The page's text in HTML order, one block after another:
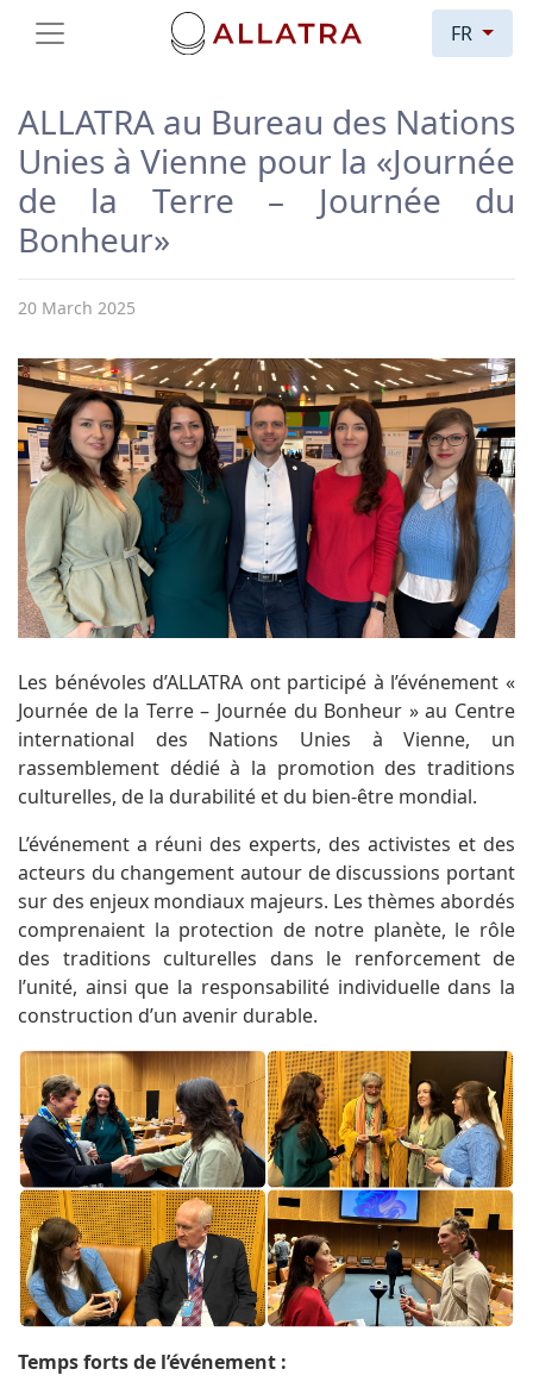
FR
ALLATRA au Bureau des Nations
Unies à Vienne pour la «Journée
de la Terre – Journée du
Bonheur»
20 March 2025
Les bénévoles d’ALLATRA ont participé à l’événement «
Journée de la Terre – Journée du Bonheur » au Centre
international des Nations Unies à Vienne, un
rassemblement dédié à la promotion des traditions
culturelles, de la durabilité et du bien-être mondial.
L’événement a réuni des experts, des activistes et des
acteurs du changement autour de discussions portant
sur des enjeux mondiaux majeurs. Les thèmes abordés
comprenaient la protection de notre planète, le rôle
des traditions culturelles dans le renforcement de
l’unité, ainsi que la responsabilité individuelle dans la
construction d’un avenir durable.
Temps forts de l’événement :